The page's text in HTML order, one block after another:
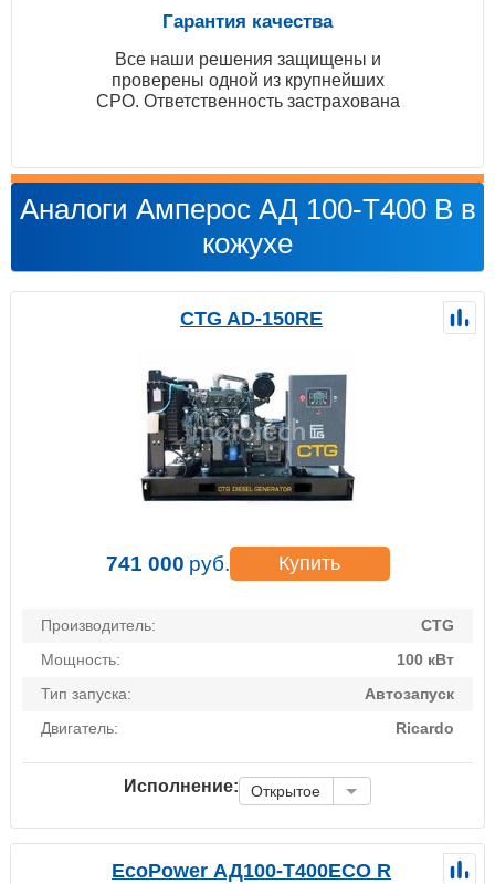
Гарантия качества
Все наши решения защищены и
проверены одной из крупнейших
СРО. Ответственность застрахована
Аналоги Амперос АД 100-Т400 B в
кожухе
CTG AD-150RE
741 000 руб. Купить
Производитель:
CTG
Мощность:
100 кВт
Тип запуска:
Автозапуск
Двигатель:
Ricardo
Исполнение: Открытое
EcoPower АД100-T400ECO R